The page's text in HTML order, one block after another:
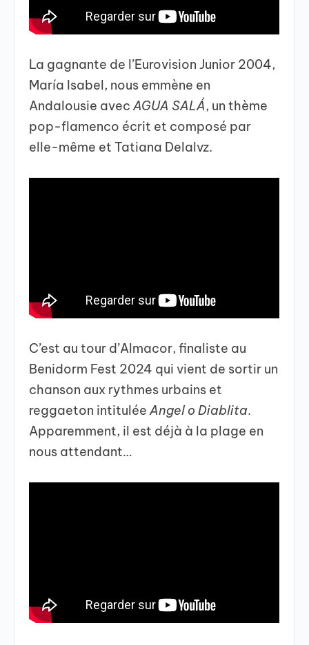
La gagnante de l’Eurovision Junior 2004,
María Isabel, nous emmène en
Andalousie avecAGUA SALÁ, un thème
pop-flamenco écrit et composé par
elle-même et Tatiana Delalvz.
C’est au tour d’Almacor, finaliste au
Benidorm Fest 2024 qui vient de sortir un
chanson aux rythmes urbains et
reggaeton intituléeAngel o Diablita.
Apparemment, il est déjà à la plage en
nous attendant…